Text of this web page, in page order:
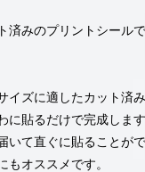
済みのプリントシール
イズに適したカット済
に貼るだけで完成します
いて直ぐに貼ることが
もオススメです。